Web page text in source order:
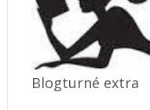
Blogturné extra